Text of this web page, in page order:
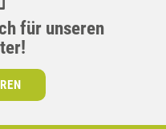
für unseren